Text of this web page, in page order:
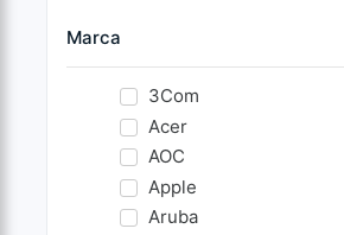
Marca
3Com
Acer
AOC
Apple
Aruba